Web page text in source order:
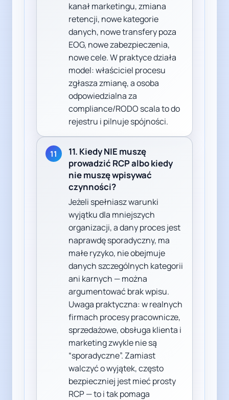
kanał marketingu, zmiana
retencji, nowe kategorie
danych, nowe transfery poza
EOG, nowe zabezpieczenia,
nowe cele. W praktyce działa
model: właściciel procesu
zgłasza zmianę, a osoba
odpowiedzialna za
compliance/RODO scala to do
rejestru i pilnuje spójności.
11
11. Kiedy NIE muszę
prowadzić RCP albo kiedy
nie muszę wpisywać
czynności?
Jeżeli spełniasz warunki
wyjątku dla mniejszych
organizacji, a dany proces jest
naprawdę sporadyczny, ma
małe ryzyko, nie obejmuje
danych szczególnych kategorii
ani karnych — można
argumentować brak wpisu.
Uwaga praktyczna: w realnych
firmach procesy pracownicze,
sprzedażowe, obsługa klienta i
marketing zwykle nie są
“sporadyczne”. Zamiast
walczyć o wyjątek, często
bezpieczniej jest mieć prosty
RCP — to i tak pomaga